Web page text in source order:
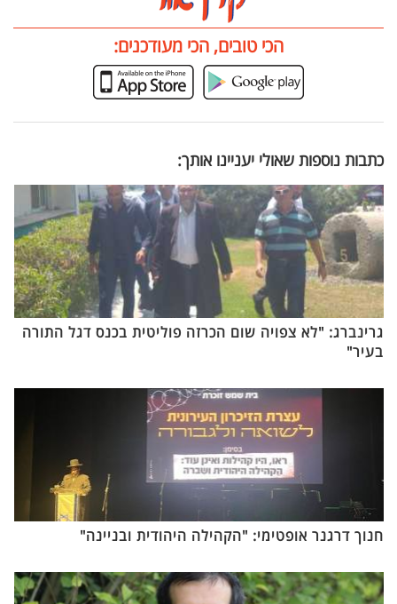
הכי טובים, הכי מעודכנים:
כתבות נוספות שאולי יעניינו אותך:
גרינברג: "לא צפויה שום הכרזה פוליטית בכנס דגל התורה
בעיר"
חנוך דרגנר אופטימי: "הקהילה היהודית ובניינה"